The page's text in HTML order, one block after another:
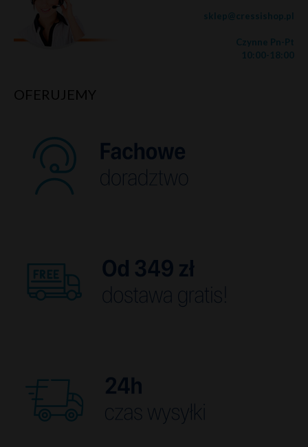
sklep@cressishop.pl
Czynne Pn-Pt
10:00-18:00
OFERUJEMY